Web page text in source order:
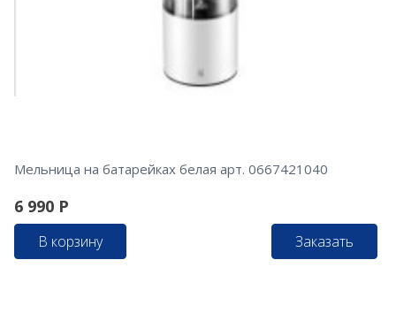
Мельница на батарейках белая арт. 0667421040
6 990 Р
В корзину Заказать